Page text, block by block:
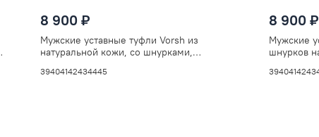
8 900 ₽
Мужские уставные туфли Vorsh из
натуральной кожи, со шнурками,
39404142434445
8 900 ₽
Мужские
шнурков
3940414243